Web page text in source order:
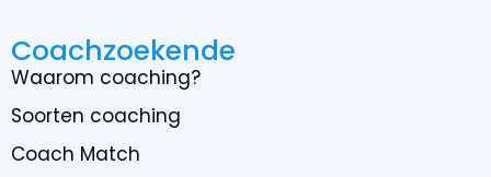
Coachzoekende
Waarom coaching?
Soorten coaching
Coach Match